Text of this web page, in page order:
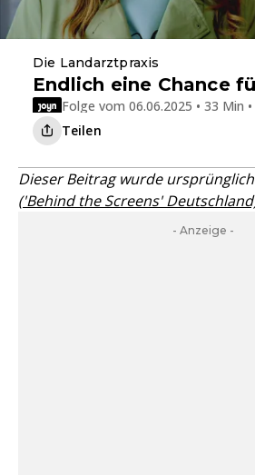
Die Landarztpraxis
Endlich eine Chance
Folge vom 06.06.2025 • 33 Min
Teilen
Dieser Beitrag wurde
('Behind the Screens'
- Anzeige -